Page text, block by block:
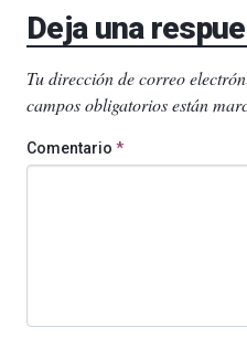
Deja una
Tu dirección de correo
campos obligatorios están
Comentario *